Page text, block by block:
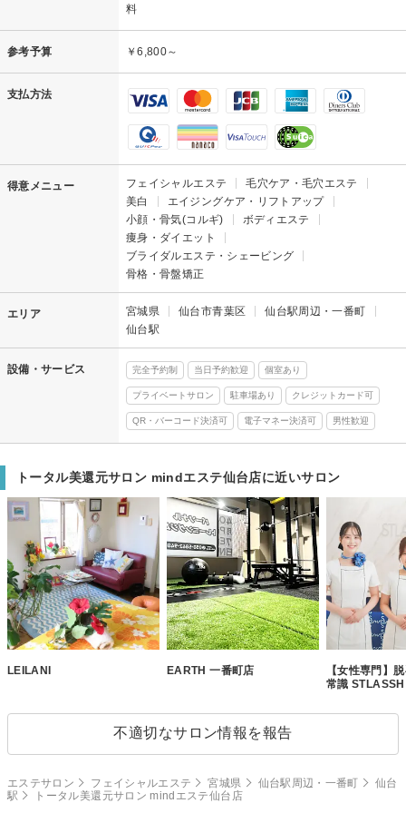
料
参考予算 ￥6,800～
支払方法
得意メニュー フェイシャルエステ
毛穴ケア・毛穴エステ
美白
エイジングケア・リフトアップ
小顔・骨気(コルギ)
ボディエステ
痩身・ダイエット
ブライダルエステ・シェービング
骨格・骨盤矯正
エリア 宮城県 仙台市青葉区
仙台駅周辺・一番町
仙台駅
設備・サービス 完全予約制 当日予約歓迎 個室あり
プライベートサロン 駐車場あり クレジットカード可
QR・バーコード決済可 電子マネー決済可 男性歓迎
トータル美還元サロン mindエステ仙台店に近いサロン
LEILANI EARTH 一番町店
【女性専門】
常識
不適切なサロン情報を報告
エステサロン フェイシャルエステ 宮城県 仙台駅周辺・一番町
仙台
駅
トータル美還元サロン mindエステ仙台店